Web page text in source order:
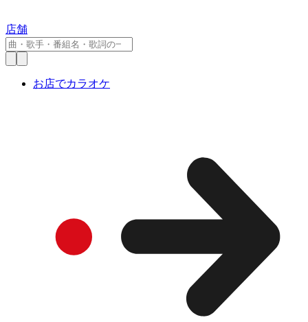
店舗
お店でカラオケ